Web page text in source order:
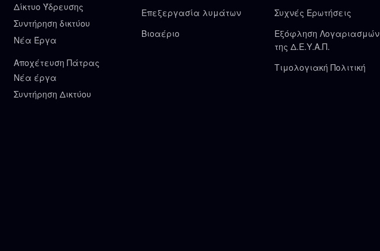
Δίκτυο Ύδρευσης
Συντήρηση δικτύου
Νέα Έργα
Αποχέτευση Πάτρας
Νέα έργα
Συντήρηση Δικτύου
Επεξεργασία λυμάτων
Βιοαέριο
Συχνές Ερωτήσεις
Εξόφληση Λογαριασμών
της Δ.Ε.Υ.Α.Π.
Τιμολογιακή Πολιτική